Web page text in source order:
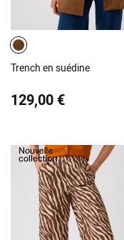
Trench en suédine
129,00 €